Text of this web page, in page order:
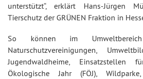
unterstützt“, erklärt Hans-Jürgen
Tierschutz der GRÜNEN Fraktion in
So können im
Naturschutzvereinigungen,
Jugendwaldheime, Einsatzstellen
Ökologische Jahr (FÖJ),